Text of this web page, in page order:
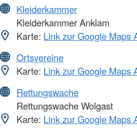
Kleiderkammer
Kleiderkammer Anklam
Karte: Link zur Google Maps
Ortsvereine
Karte: Link zur Google Maps
Rettungswache
Rettungswache Wolgast
Karte: Link zur Google Maps